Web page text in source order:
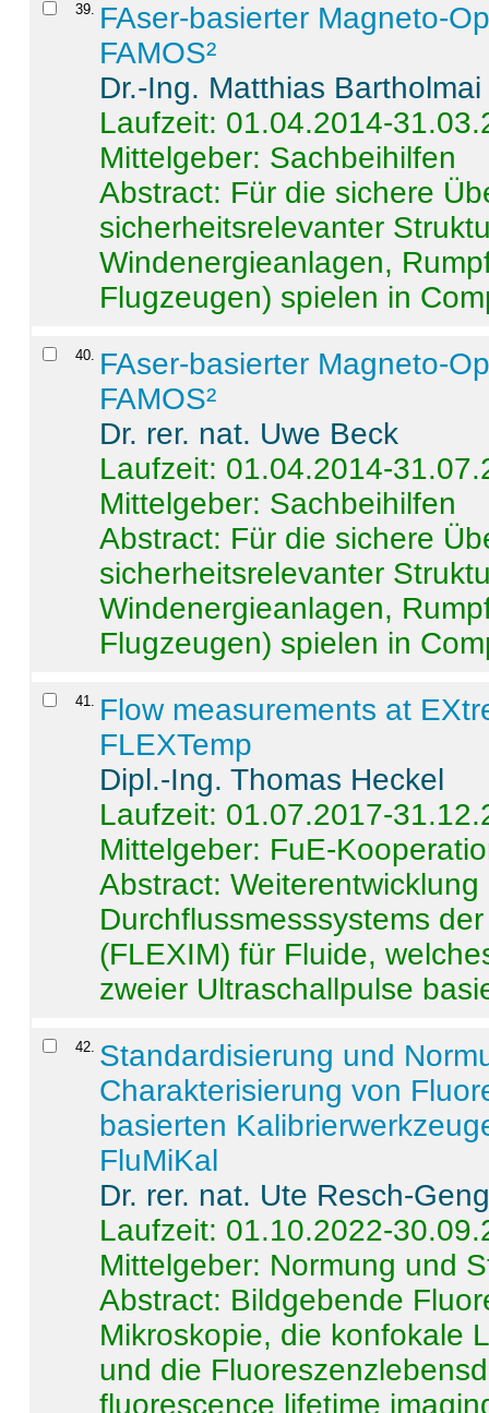
39. FAser-basierter Magneto-
FAMOS²
Dr.-Ing. Matthias Bartholmai
Laufzeit: 01.04.2014-
Mittelgeber: Sachbeihilfen
Abstract: Für die sichere
sicherheitsrelevanter
Windenergieanlagen,
Flugzeugen) spielen in
40. FAser-basierter Magneto-
FAMOS²
Dr. rer. nat. Uwe Beck
Laufzeit: 01.04.2014-
Mittelgeber: Sachbeihilfen
Abstract: Für die sichere
sicherheitsrelevanter
Windenergieanlagen,
Flugzeugen) spielen in
41. Flow measurements at
FLEXTemp
Dipl.-Ing. Thomas Heckel
Laufzeit: 01.07.2017-
Mittelgeber: FuE-
Abstract:
Durchflussmesssystems
(FLEXIM) für Fluide,
zweier Ultraschallpulse
42. Standardisierung und
Charakterisierung von
basierten
FluMiKal
Dr. rer. nat. Ute Resch-
Laufzeit: 01.10.2022-
Mittelgeber: Normung und
Abstract: Bildgebende
Mikroskopie, die konfokale
und die
fluorescence lifetime